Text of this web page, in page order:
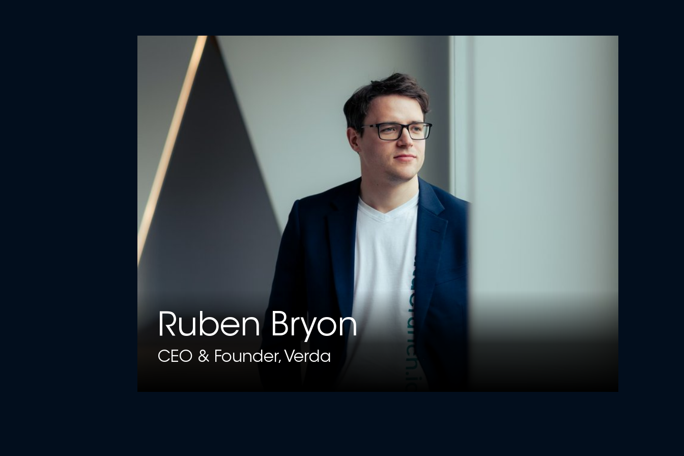
Ruben Bryon
CEO & Founder, Verda